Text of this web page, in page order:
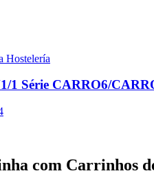
Hostelería
1 Série CARRO6/
com Carrinhos